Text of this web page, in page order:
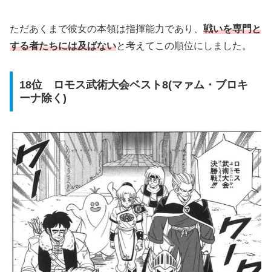
ただあくまで彼女の本領は指揮能力であり、 戦いを専門と
する者たちには及ばないと考えてこの順位にしました。
18位 ロモス武術大会ベスト8(マァム・ブロキ
ーナ除く)